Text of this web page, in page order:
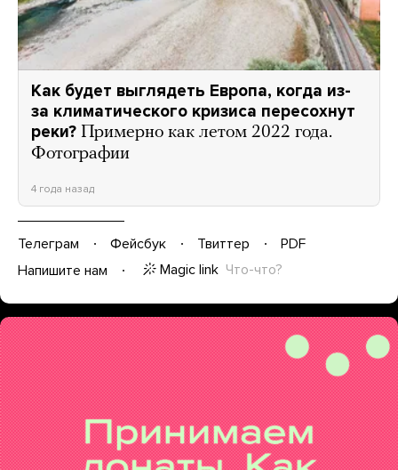
Как будет выглядеть Европа, когда из-
за климатического кризиса пересохнут
реки? Примерно как летом 2022 года.
Фотографии
4 года назад
Телеграм Фейсбук Твиттер
PDF
Напишите нам
Magic link Что-что?